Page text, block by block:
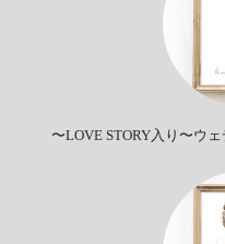
〜LOVE STORY入り〜ウ